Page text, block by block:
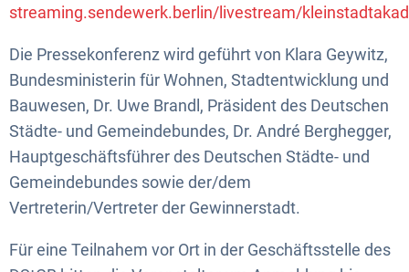
streaming.sendewerk.berlin/livestream/
Die Pressekonferenz wird geführt von Klara Geywitz,
Bundesministerin für Wohnen, Stadtentwicklung und
Bauwesen, Dr. Uwe Brandl, Präsident des Deutschen
Städte- und Gemeindebundes, Dr. André Berghegger,
Hauptgeschäftsführer des Deutschen Städte- und
Gemeindebundes sowie der/dem
Vertreterin/Vertreter der Gewinnerstadt.
Für eine Teilnahem vor Ort in der Geschäftsstelle des